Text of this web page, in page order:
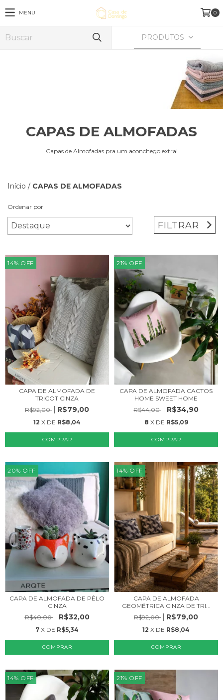
MENU 0
PRODUTOS
CAPAS DE ALMOFADAS
Capas de Almofadas pra um aconchego extra!
Início / CAPAS DE ALMOFADAS
Ordenar por
FILTRAR
14% OFF
CAPA DE ALMOFADA DE
TRICOT CINZA
R$92,00
R$79,00
12 X DE R$8,04
21% OFF
CAPA DE ALMOFADA CACTOS
HOME SWEET HOME
R$44,00
R$34,90
8 X DE R$5,09
20% OFF
CAPA DE ALMOFADA DE PÊLO
CINZA
R$40,00
R$32,00
7 X DE R$5,34
14% OFF
CAPA DE ALMOFADA
GEOMÉTRICA CINZA DE TRI...
R$92,00
R$79,00
12 X DE R$8,04
14% OFF 21% OFF